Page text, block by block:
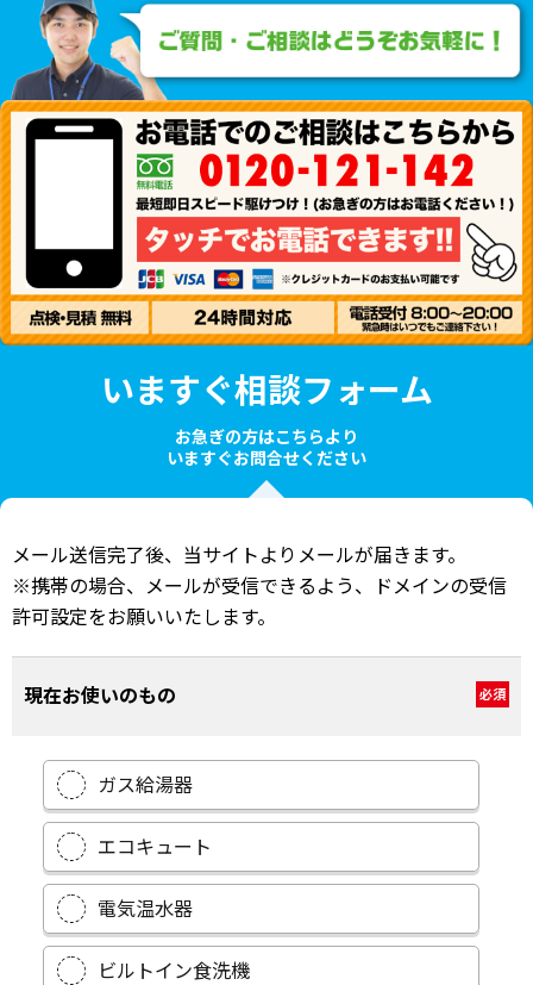
いますぐ相談フォーム
お急ぎの方はこちらより
いますぐお問合せください
メール送信完了後、当サイトよりメールが届きます。
※携帯の場合、メールが受信できるよう、ドメインの受信
許可設定をお願いいたします。
現在お使いのもの 必須
ガス給湯器
エコキュート
電気温水器
ビルトイン食洗機